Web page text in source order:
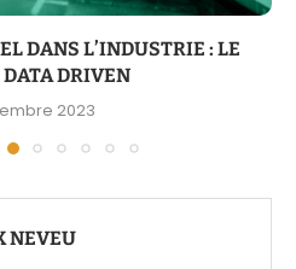
DANS L’INDUSTRIE : LE
DRIVEN
2023
NEVEU